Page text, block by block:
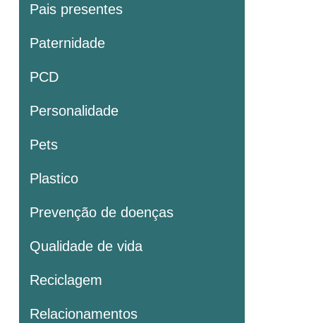
Pais presentes
Paternidade
PCD
Personalidade
Pets
Plastico
Prevenção de doenças
Qualidade de vida
Reciclagem
Relacionamentos